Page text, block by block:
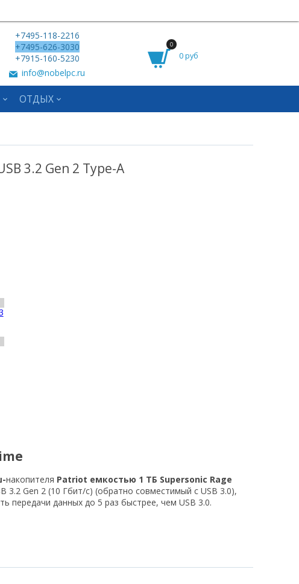
+7495-118-2216
+7495-626-3030
+7915-160-5230
info@nobelpc.ru
0
0 руб
ОТДЫХ
3.2 Gen 2 Type-A
накопителя Patriot емкостью 1 ТБ Supersonic Rage
3.2 Gen 2 (10 Гбит/с) (обратно совместимый с USB 3.0),
передачи данных до 5 раз быстрее, чем USB 3.0.